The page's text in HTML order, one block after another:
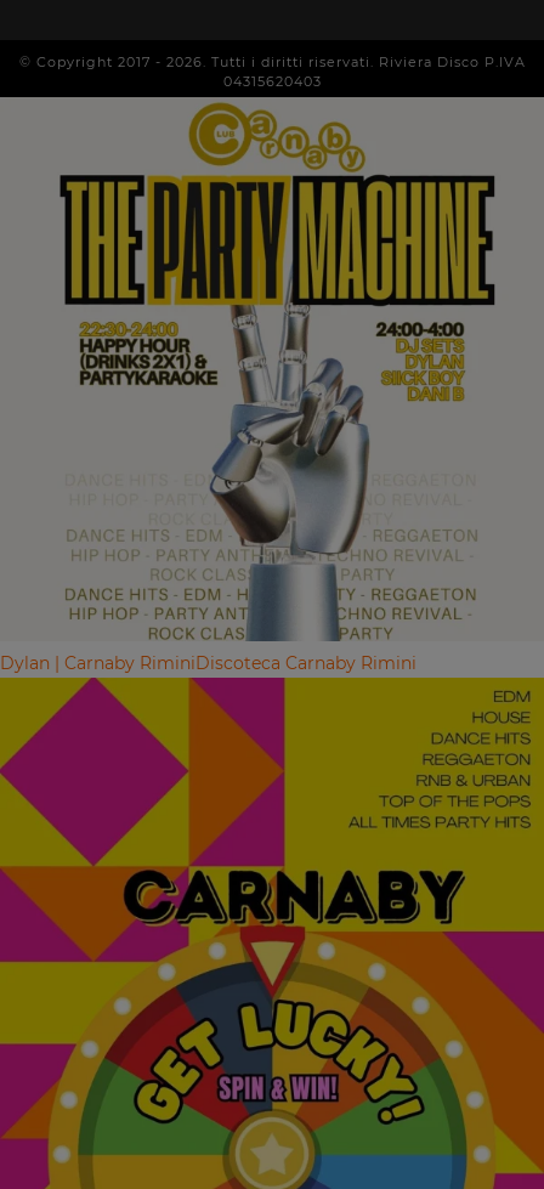
© Copyright 2017 - 2026. Tutti i diritti riservati. Riviera Disco P.IVA
04315620403
Dylan | Carnaby RiminiDiscoteca Carnaby Rimini